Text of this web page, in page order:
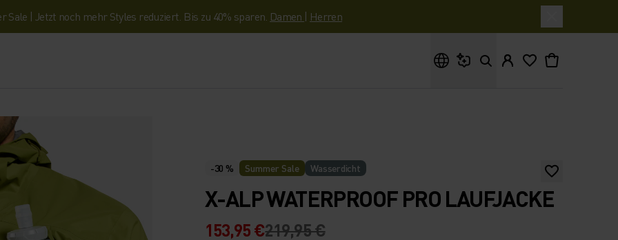
Sale | Jetzt noch mehr Styles reduziert. Bis zu 40% sparen. Damen | Herren
-30 % Summer Sale Wasserdicht
X-ALP WATERPROOF PRO LAUFJACKE
153,95 €219,95 €